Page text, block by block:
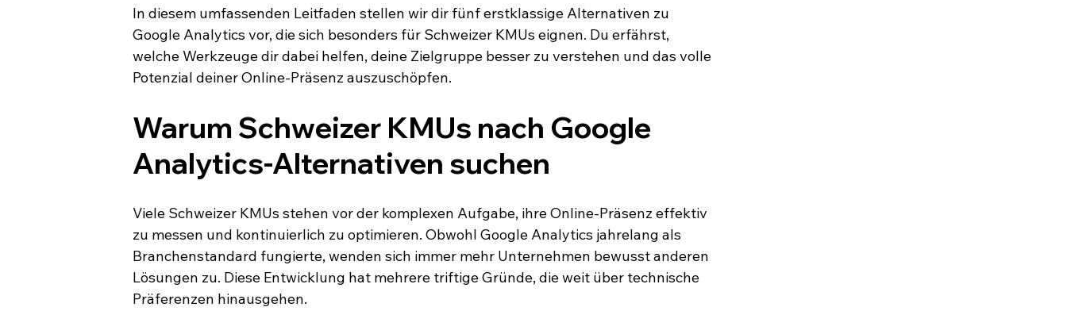
In diesem umfassenden Leitfaden stellen wir dir fünf erstklassige Alternativen zu
Google Analytics vor, die sich besonders für Schweizer KMUs eignen. Du erfährst,
welche Werkzeuge dir dabei helfen, deine Zielgruppe besser zu verstehen und das volle
Potenzial deiner Online-Präsenz auszuschöpfen.
Warum Schweizer KMUs nach Google
Analytics-Alternativen suchen
Viele Schweizer KMUs stehen vor der komplexen Aufgabe, ihre Online-Präsenz effektiv
zu messen und kontinuierlich zu optimieren. Obwohl Google Analytics jahrelang als
Branchenstandard fungierte, wenden sich immer mehr Unternehmen bewusst anderen
Lösungen zu. Diese Entwicklung hat mehrere triftige Gründe, die weit über technische
Präferenzen hinausgehen.